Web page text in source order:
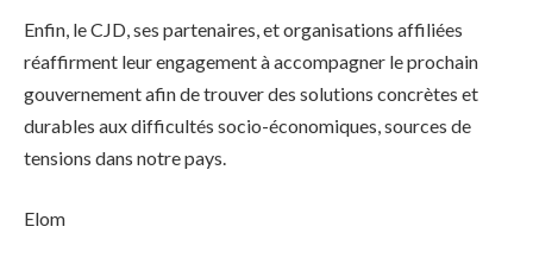
Enfin, le CJD, ses partenaires, et organisations affiliées
réaffirment leur engagement à accompagner le prochain
gouvernement afin de trouver des solutions concrètes et
durables aux difficultés socio-économiques, sources de
tensions dans notre pays.
Elom